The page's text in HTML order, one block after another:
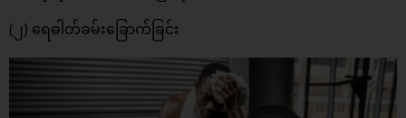
(၂) ရေဓါတ်ခမ်းခြောက်ခြင်း